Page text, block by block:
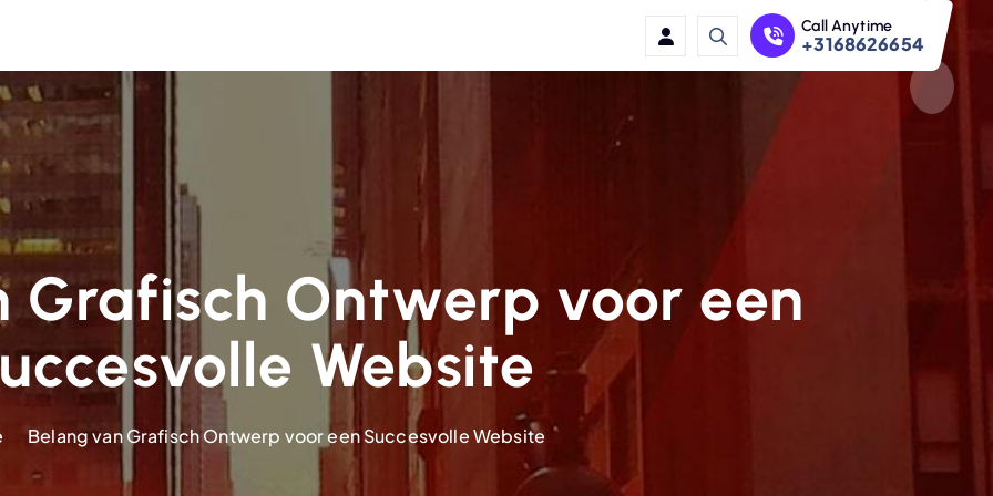
Call Anytime
+3168626654
Grafisch Ontwerp voor een
Website
Belang van Grafisch Ontwerp voor een Succesvolle Website